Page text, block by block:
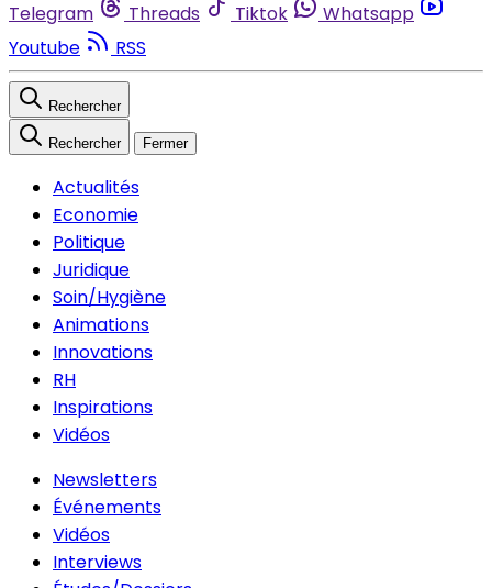
Telegram
Threads Tiktok
Whatsapp
Youtube
RSS
Rechercher
Rechercher Fermer
Actualités
Economie
Politique
Juridique
Soin/Hygiène
Animations
Innovations
RH
Inspirations
Vidéos
Newsletters
Événements
Vidéos
Interviews